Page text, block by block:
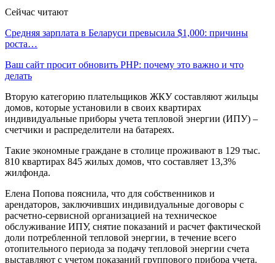
Сейчас читают
Средняя зарплата в Беларуси превысила $1,000: причины
роста…
Ваш сайт просит обновить PHP: почему это важно и что
делать
Вторую категорию плательщиков ЖКУ составляют жильцы
домов, которые установили в своих квартирах
индивидуальные приборы учета тепловой энергии (ИПУ) –
счетчики и распределители на батареях.
Такие экономные граждане в столице проживают в 129 тыс.
810 квартирах 845 жилых домов, что составляет 13,3%
жилфонда.
Елена Попова пояснила, что для собственников и
арендаторов, заключивших индивидуальные договоры с
расчетно-сервисной организацией на техническое
обслуживание ИПУ, снятие показаний и расчет фактической
доли потребленной тепловой энергии, в течение всего
отопительного периода за подачу тепловой энергии счета
выставляют с учетом показаний группового прибора учета.